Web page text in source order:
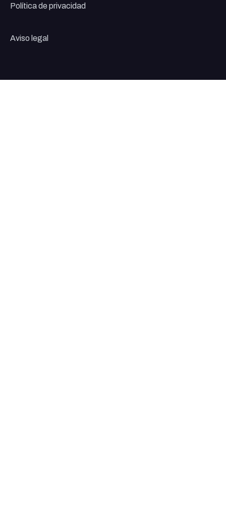
Política de privacidad
Aviso legal